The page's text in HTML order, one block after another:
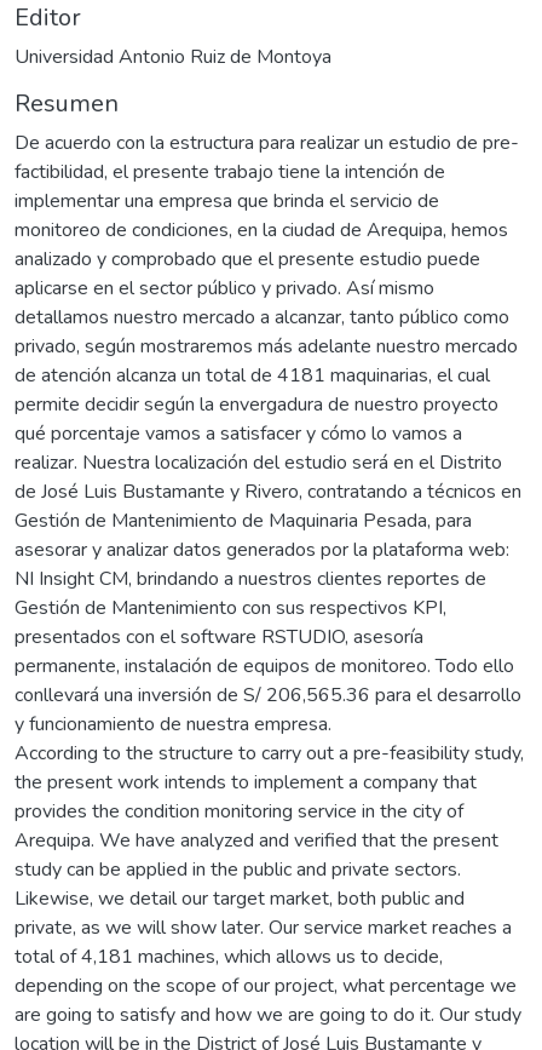
Editor
Universidad Antonio Ruiz de Montoya
Resumen
De acuerdo con la estructura para realizar un estudio de pre-
factibilidad, el presente trabajo tiene la intención de
implementar una empresa que brinda el servicio de
monitoreo de condiciones, en la ciudad de Arequipa, hemos
analizado y comprobado que el presente estudio puede
aplicarse en el sector público y privado. Así mismo
detallamos nuestro mercado a alcanzar, tanto público como
privado, según mostraremos más adelante nuestro mercado
de atención alcanza un total de 4181 maquinarias, el cual
permite decidir según la envergadura de nuestro proyecto
qué porcentaje vamos a satisfacer y cómo lo vamos a
realizar. Nuestra localización del estudio será en el Distrito
de José Luis Bustamante y Rivero, contratando a técnicos en
Gestión de Mantenimiento de Maquinaria Pesada, para
asesorar y analizar datos generados por la plataforma web:
NI Insight CM, brindando a nuestros clientes reportes de
Gestión de Mantenimiento con sus respectivos KPI,
presentados con el software RSTUDIO, asesoría
permanente, instalación de equipos de monitoreo. Todo ello
conllevará una inversión de S/ 206,565.36 para el desarrollo
y funcionamiento de nuestra empresa.
According to the structure to carry out a pre-feasibility study,
the present work intends to implement a company that
provides the condition monitoring service in the city of
Arequipa. We have analyzed and verified that the present
study can be applied in the public and private sectors.
Likewise, we detail our target market, both public and
private, as we will show later. Our service market reaches a
total of 4,181 machines, which allows us to decide,
depending on the scope of our project, what percentage we
are going to satisfy and how we are going to do it. Our study
location will be in the District of José Luis Bustamante y